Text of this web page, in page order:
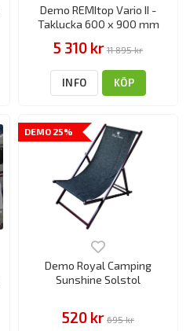
Demo REMItop Vario II -
Taklucka 600 x 900 mm
5 310 kr 11 895 kr
INFO KÖP
DEMO 25%
Demo Royal Camping
Sunshine Solstol
520 kr 695 kr